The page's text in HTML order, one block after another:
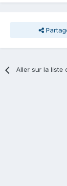
Aller sur la liste